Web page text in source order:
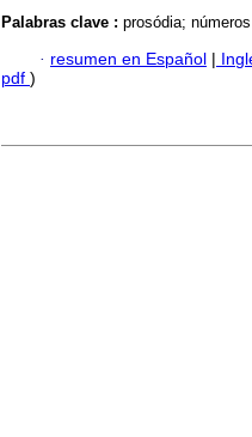
Palabras clave : prosódia;
· resumen en Español |
pdf )